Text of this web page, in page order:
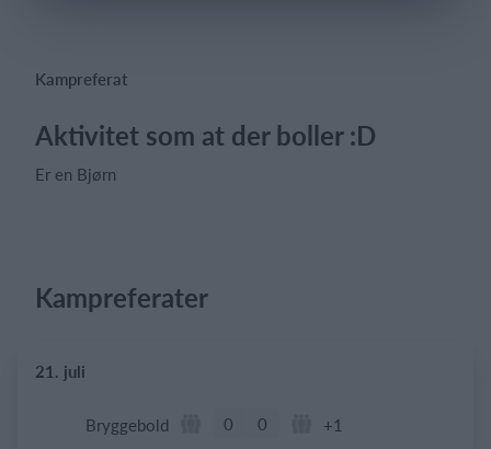
Kampreferat
Aktivitet som at der boller :D
Er en Bjørn
Kampreferater
21. juli
Bryggebold 0 0 +1